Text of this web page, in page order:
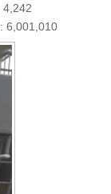
4,242
6,001,010